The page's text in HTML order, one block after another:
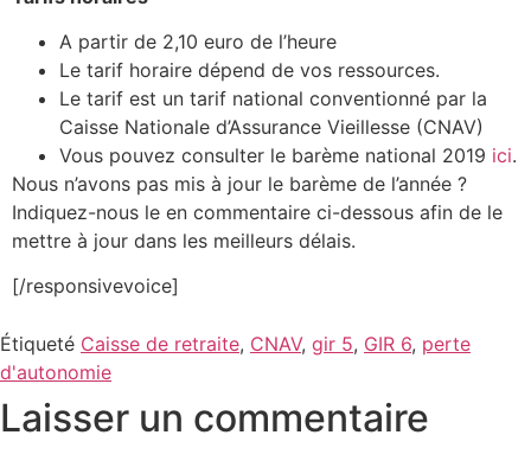
A partir de 2,10 euro de l’heure
Le tarif horaire dépend de vos ressources.
Le tarif est un tarif national conventionné par la
Caisse Nationale d’Assurance Vieillesse (CNAV)
Vous pouvez consulter le barème national 2019 ici.
Nous n’avons pas mis à jour le barème de l’année ?
Indiquez-nous le en commentaire ci-dessous afin de le
mettre à jour dans les meilleurs délais.
[/responsivevoice]
Étiqueté Caisse de retraite, CNAV, gir 5, GIR 6, perte
d'autonomie
Laisser un commentaire